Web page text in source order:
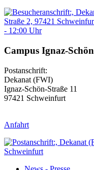
Campus Ignaz-Schön
Postanschrift:
Dekanat (FWI)
Ignaz-Schön-Straße 11
97421 Schweinfurt
Anfahrt